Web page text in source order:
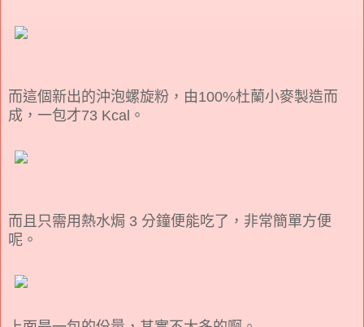
而這個新出的沖泡螺旋粉，由100%杜蘭小麥製造而
成，一包才73 Kcal。
而且只需用熱水焗 3 分鐘便能吃了，非常簡單方便
呢。